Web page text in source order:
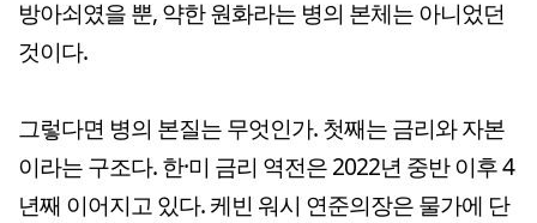
방아쇠였을 뿐, 약한 원화라는 병의 본체는 아니었던
것이다.
그렇다면 병의 본질는 무엇인가. 첫째는 금리와 자본
이라는 구조다. 한·미 금리 역전은 2022년 중반 이후 4
년째 이어지고 있다. 케빈 워시 연준의장은 물가에 단